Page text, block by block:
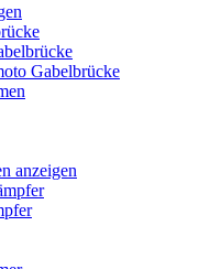
Gabelbrücke
anzeigen